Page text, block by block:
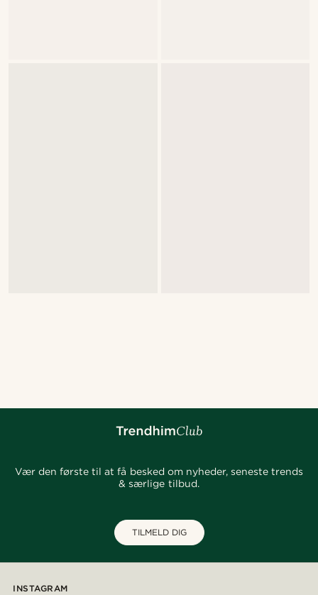
Vær den første til at få besked om nyheder, seneste trends
& særlige tilbud.
TILMELD DIG
INSTAGRAM